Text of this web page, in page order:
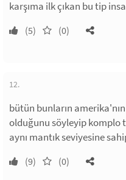
karşıma ilk çıkan bu tip
(5) (0)
12.
bütün bunların
olduğunu söyleyip komplo
aynı mantık seviyesine
(9) (0)